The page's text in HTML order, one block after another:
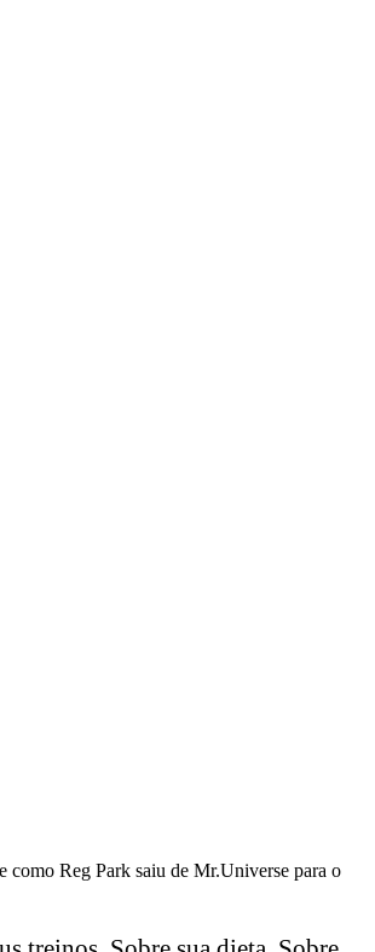
como Reg Park saiu de Mr.Universe para o